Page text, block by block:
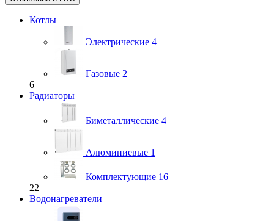
Котлы
Электрические 4
Газовые 2
6
Радиаторы
Биметаллические 4
Алюминиевые 1
Комплектующие 16
22
Водонагреватели